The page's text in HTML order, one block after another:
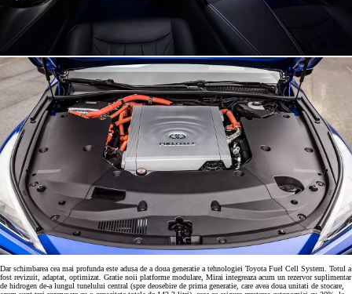
Dar schimbarea cea mai profunda este adusa de a doua generatie a tehnologiei Toyota Fuel Cell System. Totul a
fost revizuit, adaptat, optimizat. Gratie noii platforme modulare, Mirai integreaza acum un rezervor suplimentar
de hidrogen de-a lungul tunelului central (spre deosebire de prima generatie, care avea doua unitati de stocare,